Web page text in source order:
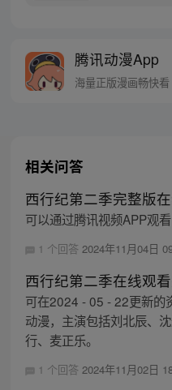
辞万难，找
寻回徒弟们，
腾讯动漫App
海量正版漫画畅快看
相关问答
西行纪第二季完整版
可以通过腾讯视频APP观
1 个回答 2024年11月04日
西行纪第二季在线观
可在2024 - 05 - 22更新的
动漫，主演包括刘北辰、
行、麦正乐。
1 个回答 2024年11月02日